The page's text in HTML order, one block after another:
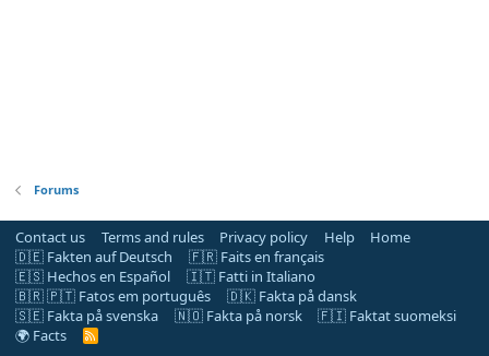
Forums
Contact us Terms and rules Privacy policy Help
Home
🇩🇪 Fakten auf Deutsch
🇫🇷 Faits en français
🇪🇸 Hechos en Español
🇮🇹 Fatti in Italiano
🇧🇷 🇵🇹 Fatos em português
🇩🇰 Fakta på dansk
🇸🇪 Fakta på svenska
🇳🇴 Fakta på norsk
🇫🇮 Faktat suomeksi
🌍 Facts
R